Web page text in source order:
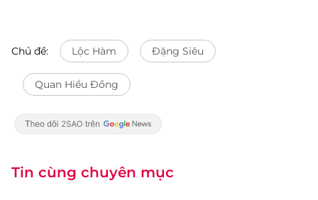
Chủ đề: Lộc Hàm Đặng Siêu
Quan Hiểu Đồng
Tin cùng chuyên mục